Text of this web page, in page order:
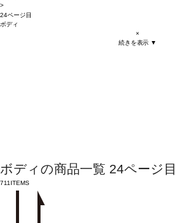
>
24ページ目
ボディ
×
続きを表示 ▼
ボディの商品一覧 24ページ目
711 ITEMS